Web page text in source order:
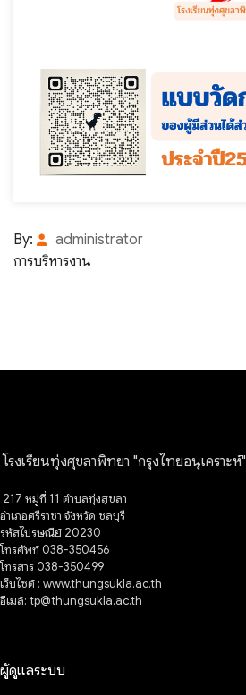
By:
administrator
การบริหารงาน
โรงเรียนทุ่งศุขลาพิทยา "กรุงไทยอนุเคราะห์"
217 หมู่ที่ 11 ตำบลทุ่งสุขลา
อำเภอศรีราชา จังหวัด ชลบุรี
รหัสไปรษณีย์ 20230
โทรศัพท์ 038-350456
โทรสาร 038-350499
เว็บไซต์ : www.thungsukla.ac.th
อีเมล์: tp@thungsukla.ac.th
ผู้ดูแลระบบ